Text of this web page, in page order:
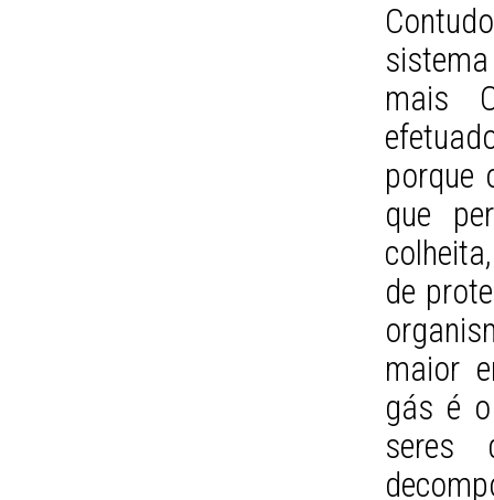
mais
porque
que
de
maior
gás é
seres